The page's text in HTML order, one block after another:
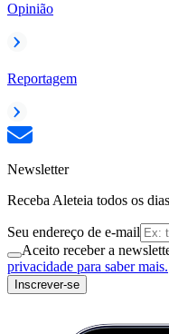
Opinião
Reportagem
Newsletter
Receba Aleteia todos os
Seu endereço de e-mail
Aceito receber a
privacidade para saber mais.
Inscrever-se